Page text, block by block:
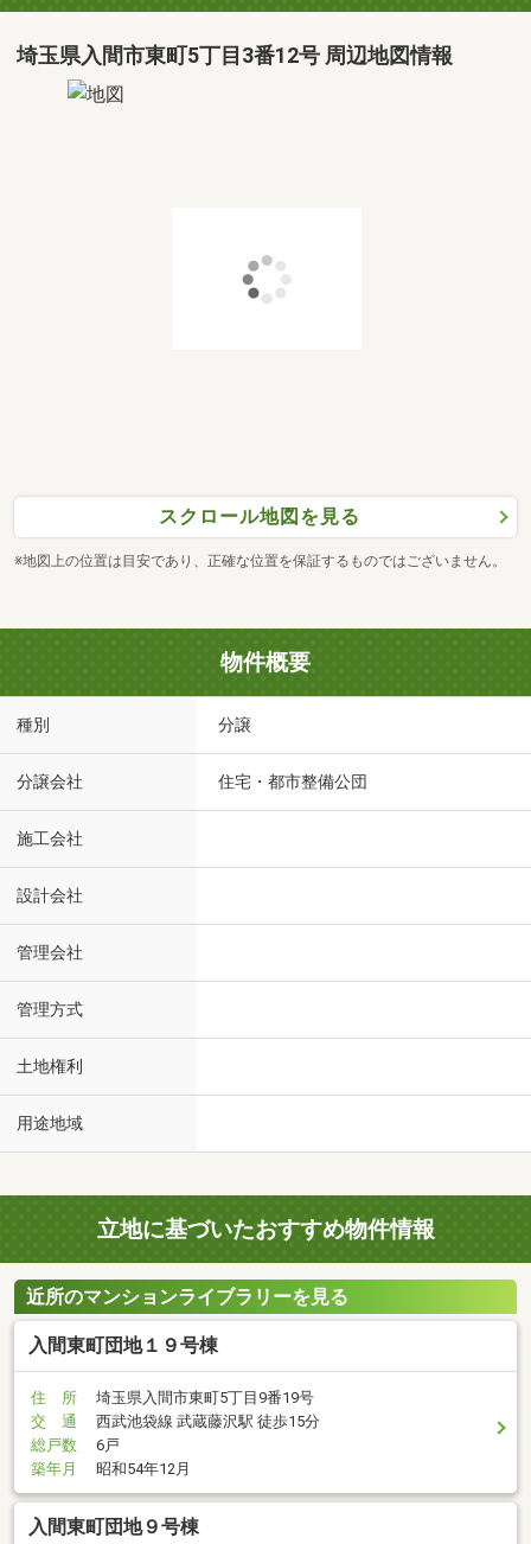
埼玉県入間市東町5丁目3番12号 周辺地図情報
スクロール地図を見る
※地図上の位置は目安であり、正確な位置を保証するものではございません。
物件概要
種別 分譲
分譲会社 住宅・都市整備公団
施工会社
設計会社
管理会社
管理方式
土地権利
用途地域
立地に基づいたおすすめ物件情報
近所のマンションライブラリーを見る
入間東町団地１９号棟
住 所
埼玉県入間市東町5丁目9番19号
交 通
西武池袋線 武蔵藤沢駅 徒歩15分
総戸数
6戸
築年月
昭和54年12月
入間東町団地９号棟